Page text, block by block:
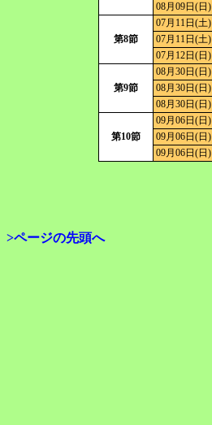
08月09日(日)
第8節
07月11日(土)
07月11日(土)
07月12日(日)
第9節
08月30日(日)
08月30日(日)
08月30日(日)
第10節
09月06日(日)
09月06日(日)
09月06日(日)
>ページの先頭へ